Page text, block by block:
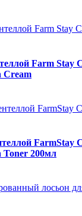
Farm Stay
Cream
FarmStay
Toner 200мл